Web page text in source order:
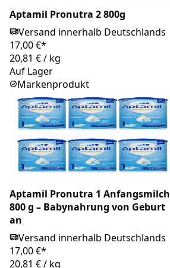
Aptamil Pronutra 2 800g
Versand innerhalb Deutschlands
17,00 €*
20,81 €/ kg
Auf Lager
Markenprodukt
Aptamil Pronutra 1 Anfangsmilch
800 g – Babynahrung von Geburt
an
Versand innerhalb Deutschlands
17,00 €*
20,81 €/ kg